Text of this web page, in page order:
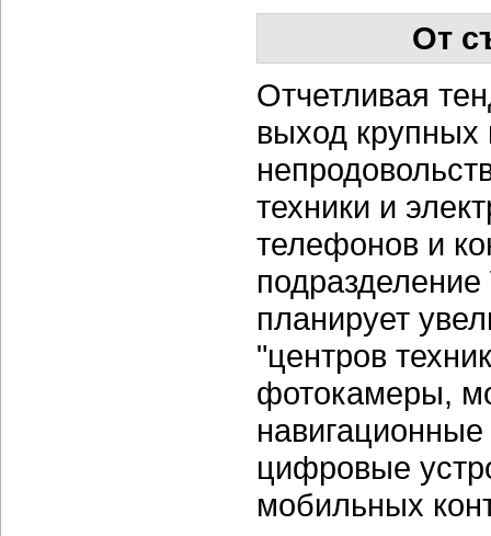
От
Отчетливая
выход крупных
техники и
телефонов и
подразделение
планирует
"центров
фотокамеры,
цифровые
мобильных